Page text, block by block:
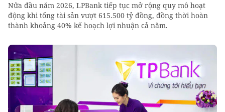
Nửa đầu năm 2026, LPBank tiếp tục mở rộng quy mô hoạt
động khi tổng tài sản vượt 615.500 tỷ đồng, đồng thời hoàn
thành khoảng 40% kế hoạch lợi nhuận cả năm.